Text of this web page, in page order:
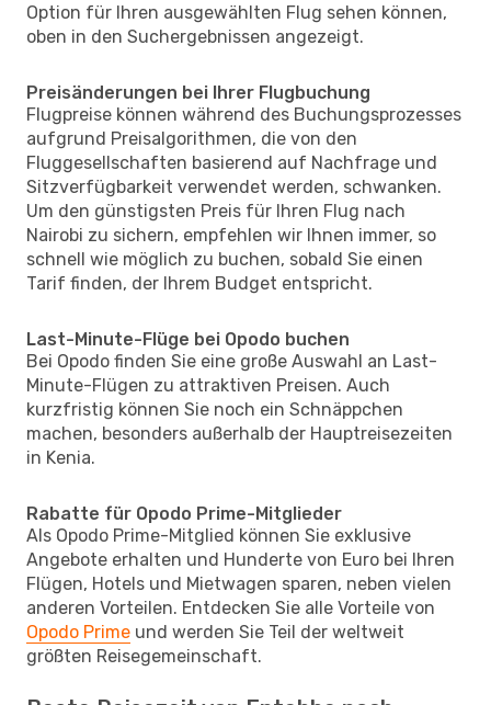
Option für Ihren ausgewählten Flug sehen können,
oben in den Suchergebnissen angezeigt.
Preisänderungen bei Ihrer Flugbuchung
Flugpreise können während des Buchungsprozesses
aufgrund Preisalgorithmen, die von den
Fluggesellschaften basierend auf Nachfrage und
Sitzverfügbarkeit verwendet werden, schwanken.
Um den günstigsten Preis für Ihren Flug nach
Nairobi zu sichern, empfehlen wir Ihnen immer, so
schnell wie möglich zu buchen, sobald Sie einen
Tarif finden, der Ihrem Budget entspricht.
Last-Minute-Flüge bei Opodo buchen
Bei Opodo finden Sie eine große Auswahl an Last-
Minute-Flügen zu attraktiven Preisen. Auch
kurzfristig können Sie noch ein Schnäppchen
machen, besonders außerhalb der Hauptreisezeiten
in Kenia.
Rabatte für Opodo Prime-Mitglieder
Als Opodo Prime-Mitglied können Sie exklusive
Angebote erhalten und Hunderte von Euro bei Ihren
Flügen, Hotels und Mietwagen sparen, neben vielen
anderen Vorteilen. Entdecken Sie alle Vorteile von
Opodo Prime und werden Sie Teil der weltweit
größten Reisegemeinschaft.